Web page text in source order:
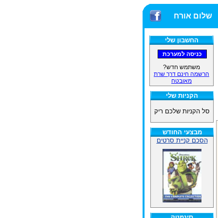
שלום אורח
החשבון שלי
משתמש חדש?
הרשמה חינם דרך שרת
מאובטח
הקניות שלי
סל הקניות שלכם ריק
מבצעי החודש
הסכם קניית סרטים